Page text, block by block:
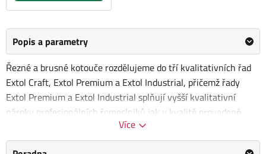
Popis a parametry
Řezné a brusné kotouče rozdělujeme do tří kvalitativních řad
Extol Craft, Extol Premium a Extol Industrial, přičemž řady
Extol Premium a Extol Industrial splňují vyšší kvalitativní
nároky profesionálních řemeslniků jak v kvalitě provedené
práce, tak i svojí prodlouženou životností. Řezné kotouče Extol
se vyznačují širokým spektrem použití. V naší nabídce jsou
Více